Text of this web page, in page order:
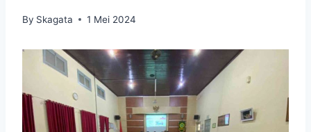
By Skagata 1 Mei 2024